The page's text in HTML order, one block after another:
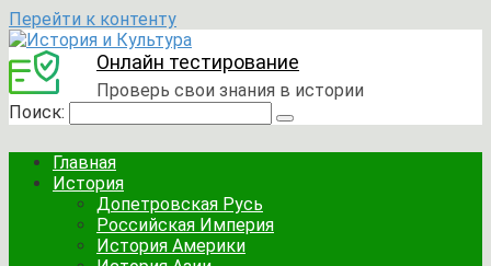
Перейти к контенту
Онлайн тестирование
Проверь свои знания в истории
Поиск:
Главная
История
Допетровская Русь
Российская Империя
История Америки